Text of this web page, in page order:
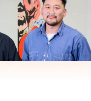
社員インタビュー